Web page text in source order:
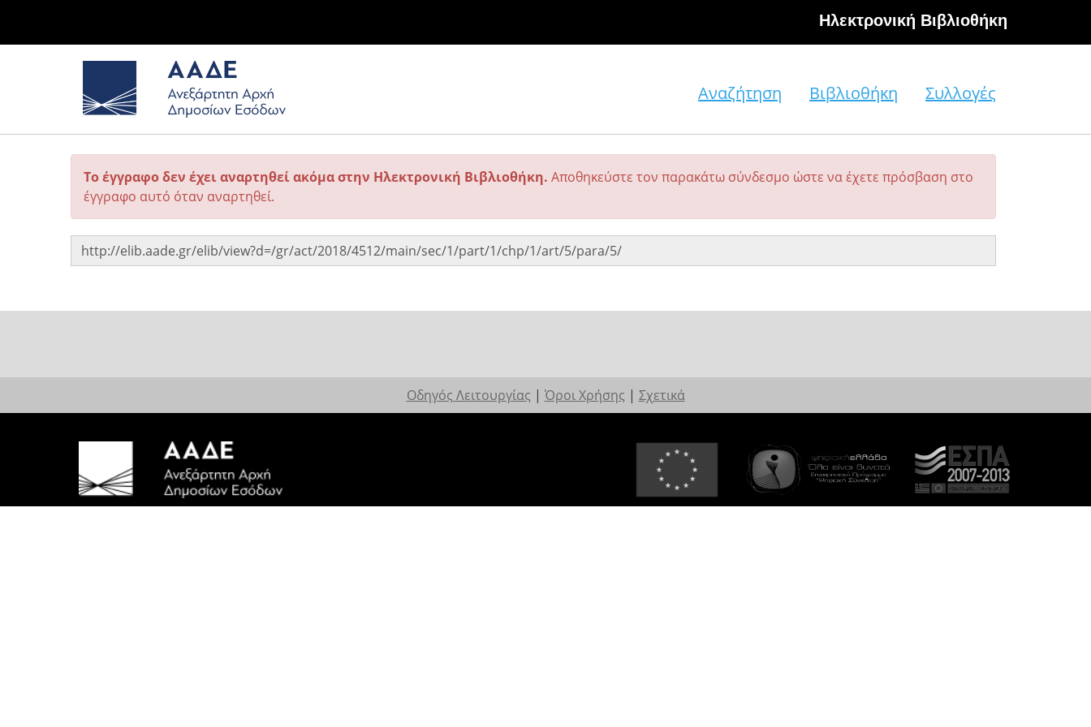
Hλεκτρονική Βιβλιοθήκη
Αναζήτηση Βιβλιοθήκη Συλλογές
Το έγγραφο δεν έχει αναρτηθεί ακόμα στην Ηλεκτρονική Βιβλιοθήκη. Αποθηκεύστε τον παρακάτω σύνδεσμο ώστε να έχετε πρόσβαση στο
έγγραφο αυτό όταν αναρτηθεί.
Οδηγός Λειτουργίας | Όροι Χρήσης | Σχετικά